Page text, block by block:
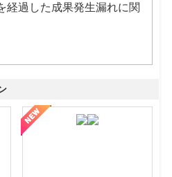
経過した成果発生漏れに関